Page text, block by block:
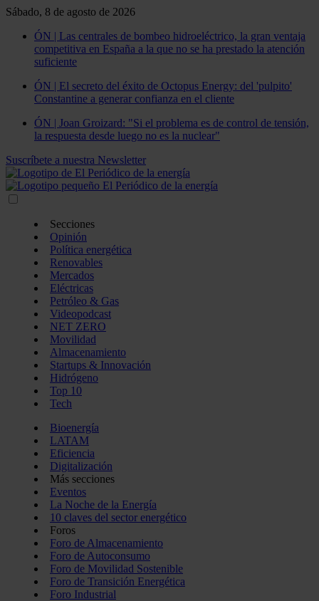
Sábado, 8 de agosto de 2026
ÓN | Las centrales de bombeo hidroeléctrico, la gran ventaja
competitiva en España a la que no se ha prestado la atención
suficiente
ÓN | El secreto del éxito de Octopus Energy: del 'pulpito'
Constantine a generar confianza en el cliente
ÓN | Joan Groizard: "Si el problema es de control de tensión,
la respuesta desde luego no es la nuclear"
Suscríbete a nuestra Newsletter
Secciones
Opinión
Política energética
Renovables
Mercados
Eléctricas
Petróleo & Gas
Videopodcast
NET ZERO
Movilidad
Almacenamiento
Startups & Innovación
Hidrógeno
Top 10
Tech
Bioenergía
LATAM
Eficiencia
Digitalización
Más secciones
Eventos
La Noche de la Energía
10 claves del sector energético
Foros
Foro de Almacenamiento
Foro de Autoconsumo
Foro de Movilidad Sostenible
Foro de Transición Energética
Foro Industrial